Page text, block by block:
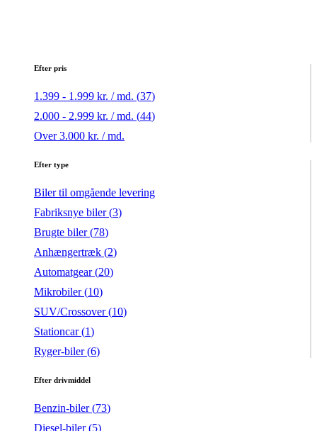
Efter pris
1.399 - 1.999 kr. / md. (37)
2.000 - 2.999 kr. / md. (44)
Over 3.000 kr. / md.
Efter type
Biler til omgående levering
Fabriksnye biler (3)
Brugte biler (78)
Anhængertræk (2)
Automatgear (20)
Mikrobiler (10)
SUV/Crossover (10)
Stationcar (1)
Ryger-biler (6)
Efter drivmiddel
Benzin-biler (73)
Diesel-biler (5)